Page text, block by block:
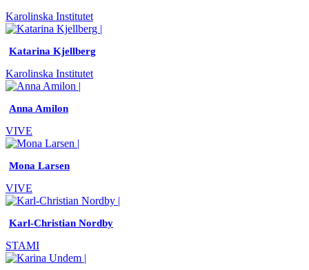
Karolinska Institutet
Katarina Kjellberg
Karolinska Institutet
Anna Amilon
VIVE
Mona Larsen
VIVE
Karl-Christian Nordby
STAMI